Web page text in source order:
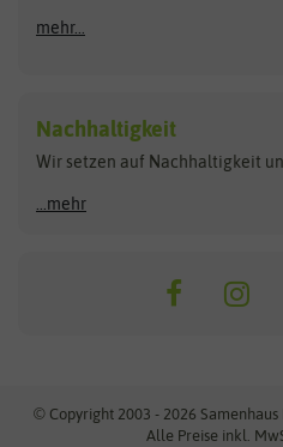
Anzuchtschalen
Heizmatte & Heizkabel
Kokos-Quelltabletten
Zimmergewächshaus
Maissamen
Carl Pabst
Florissa
Flortis
Franchi Sementi
mehr...
Nachhaltigkeit
Wir setzen auf Nachhaltigkeit
...mehr
© Copyright 2003 - 2026
Alle Preise inkl.